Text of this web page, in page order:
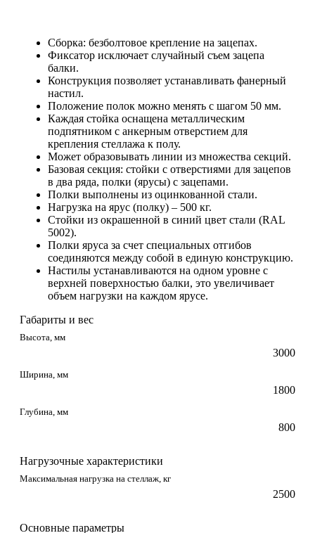
Сборка: безболтовое крепление на зацепах.
Фиксатор исключает случайный съем зацепа
балки.
Конструкция позволяет устанавливать фанерный
настил.
Положение полок можно менять с шагом 50 мм.
Каждая стойка оснащена металлическим
подпятником с анкерным отверстием для
крепления стеллажа к полу.
Может образовывать линии из множества секций.
Базовая секция: стойки с отверстиями для зацепов
в два ряда, полки (ярусы) с зацепами.
Полки выполнены из оцинкованной стали.
Нагрузка на ярус (полку) – 500 кг.
Стойки из окрашенной в синий цвет стали (RAL
5002).
Полки яруса за счет специальных отгибов
соединяются между собой в единую конструкцию.
Настилы устанавливаются на одном уровне с
верхней поверхностью балки, это увеличивает
объем нагрузки на каждом ярусе.
Габариты и вес
Высота, мм
3000
Ширина, мм
1800
Глубина, мм
800
Нагрузочные характеристики
Максимальная нагрузка на стеллаж, кг
2500
Основные параметры